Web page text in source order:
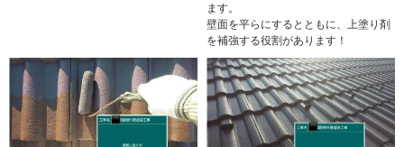
ます。
壁面を平らにするとともに、上塗り剤
を補強する役割があります！